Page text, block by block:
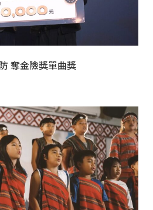
奪金險獎單曲獎